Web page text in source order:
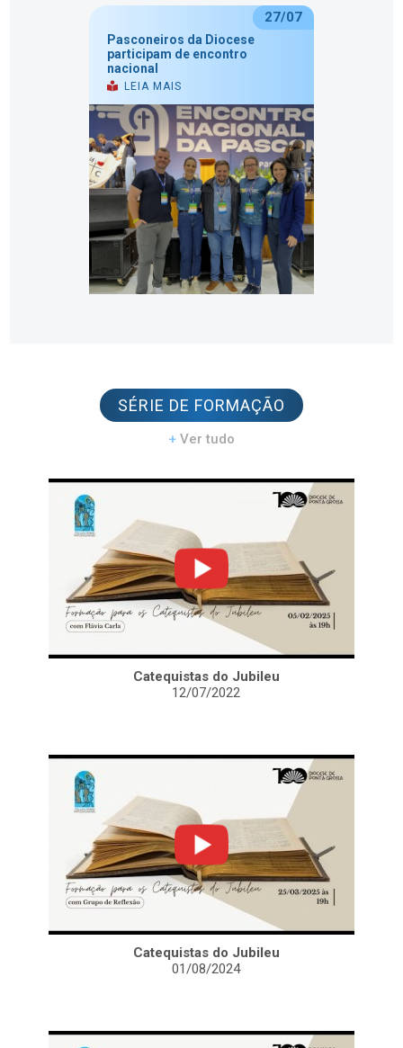
27/07
Pasconeiros da Diocese
participam de encontro
nacional
LEIA MAIS
SÉRIE DE FORMAÇÃO
+ Ver tudo
Catequistas do Jubileu
12/07/2022
Catequistas do Jubileu
01/08/2024